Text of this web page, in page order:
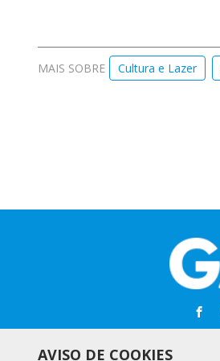
MAIS SOBRE Cultura e Lazer
AVISO DE COOKIES